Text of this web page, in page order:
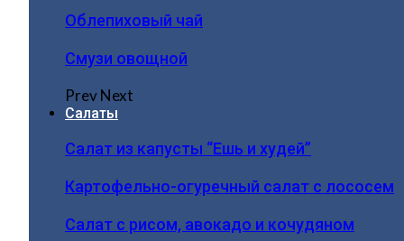
Облепиховый чай
Смузи овощной
PrevNext
Салаты
Салат из капусты “Ешь и худей”
Картофельно-огуречный салат с лососем
Салат с рисом, авокадо и кочудяном